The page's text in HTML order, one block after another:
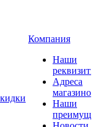
Компания
Наши
Адреса
магазинов
Наши